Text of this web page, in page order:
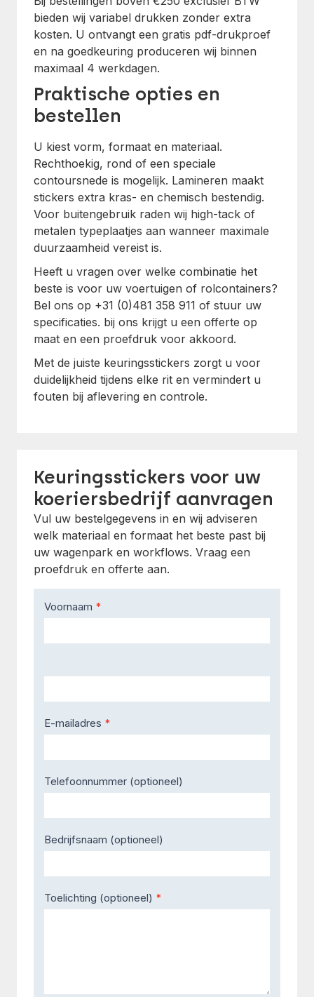
bieden wij variabel drukken zonder extra
kosten. U ontvangt een gratis pdf-drukproef
en na goedkeuring produceren wij binnen
maximaal 4 werkdagen.
Praktische opties en
bestellen
U kiest vorm, formaat en materiaal.
Rechthoekig, rond of een speciale
contoursnede is mogelijk. Lamineren maakt
stickers extra kras- en chemisch bestendig.
Voor buitengebruik raden wij high-tack of
metalen typeplaatjes aan wanneer maximale
duurzaamheid vereist is.
Heeft u vragen over welke combinatie het
beste is voor uw voertuigen of rolcontainers?
Bel ons op +31 (0)481 358 911 of stuur uw
specificaties. bij ons krijgt u een offerte op
maat en een proefdruk voor akkoord.
Met de juiste keuringsstickers zorgt u voor
duidelijkheid tijdens elke rit en vermindert u
fouten bij aflevering en controle.
Keuringsstickers voor uw
koeriersbedrijf aanvragen
Vul uw bestelgegevens in en wij adviseren
welk materiaal en formaat het beste past bij
uw wagenpark en workflows. Vraag een
proefdruk en offerte aan.
Contact
Us
Voornaam *
E-mailadres *
Telefoonnummer (optioneel)
Bedrijfsnaam (optioneel)
Toelichting (optioneel) *